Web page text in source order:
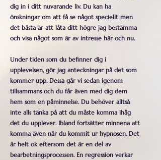
dig in i ditt nuvarande liv. Du kan ha
önskningar om att få se något speciellt men
det bästa är att låta ditt högre jag bestämma
och visa något som är av intresse här och nu.
Under tiden som du befinner dig i
upplevelsen, gör jag anteckningar på det som
kommer upp. Dessa går vi sedan igenom
tillsammans och du får även med dig dem
hem som en påminnelse. Du behöver alltså
inte alls tänka på att du måste komma ihåg
det du upplever. Ibland fortsätter minnena att
komma även när du kommit ur hypnosen. Det
är helt ok eftersom det är en del av
bearbetningsprocessen. En regression verkar